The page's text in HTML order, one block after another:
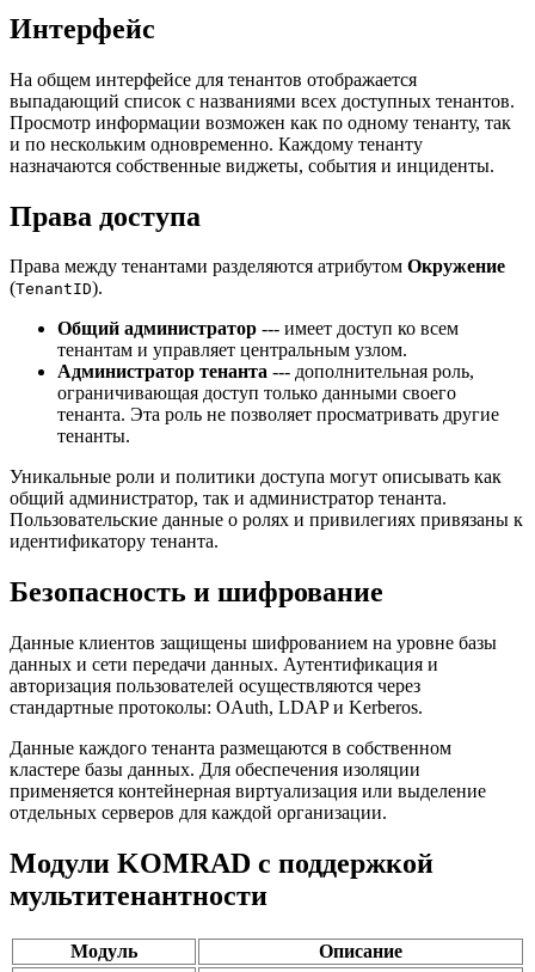
Интерфейс
На общем интерфейсе для тенантов отображается
выпадающий список с названиями всех доступных тенантов.
Просмотр информации возможен как по одному тенанту, так
и по нескольким одновременно. Каждому тенанту
назначаются собственные виджеты, события и инциденты.
Права доступа
Права между тенантами разделяются атрибутом Окружение
(TenantID).
Общий администратор --- имеет доступ ко всем
тенантам и управляет центральным узлом.
Администратор тенанта --- дополнительная роль,
ограничивающая доступ только данными своего
тенанта. Эта роль не позволяет просматривать другие
тенанты.
Уникальные роли и политики доступа могут описывать как
общий администратор, так и администратор тенанта.
Пользовательские данные о ролях и привилегиях привязаны к
идентификатору тенанта.
Безопасность и шифрование
Данные клиентов защищены шифрованием на уровне базы
данных и сети передачи данных. Аутентификация и
авторизация пользователей осуществляются через
стандартные протоколы: OAuth, LDAP и Kerberos.
Данные каждого тенанта размещаются в собственном
кластере базы данных. Для обеспечения изоляции
применяется контейнерная виртуализация или выделение
отдельных серверов для каждой организации.
Модули KOMRAD с поддержкой
мультитенантности
Модуль
Описание